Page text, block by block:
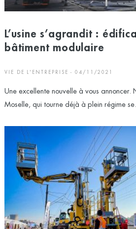
L’usine s’agrandit :
bâtiment modulaire
VIE DE L'ENTREPRISE - 04/11/2021
Une excellente nouvelle à vous annoncer.
Moselle, qui tourne déjà à plein régime